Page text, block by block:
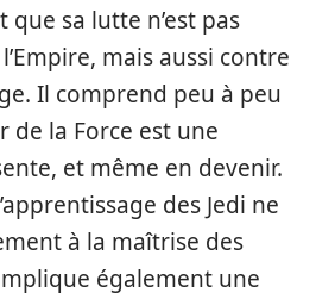
sa lutte n’est pas
mais aussi contre
Il comprend peu à peu
de la Force est une
et même en devenir.
des Jedi ne
à la maîtrise des
également une